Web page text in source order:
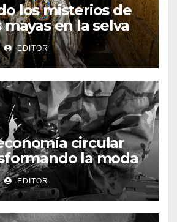
los misterios de
en la selva
EDITOR
circular
la moda
EDITOR